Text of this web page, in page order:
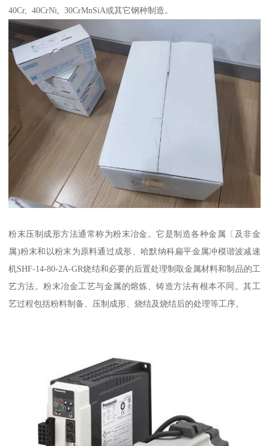
40Cr, 40CrNi, 30CrMnSiA或其它钢种制造。
粉末压制成形方法通常称为粉末冶金。它是制造各种金属〔及非金
属)粉末和以粉末为原料通过成形、哈默纳科扁平金属冲模谐波减速
机SHF-14-80-2A-GR烧结和必要的后置处理制取金属材料和制品的工
艺方法。粉末冶金工艺与金属的熔炼、铸造方法有根本不同。其工
艺过程包括粉料制备、压制成形、烧结及烧结后的处理等工序。